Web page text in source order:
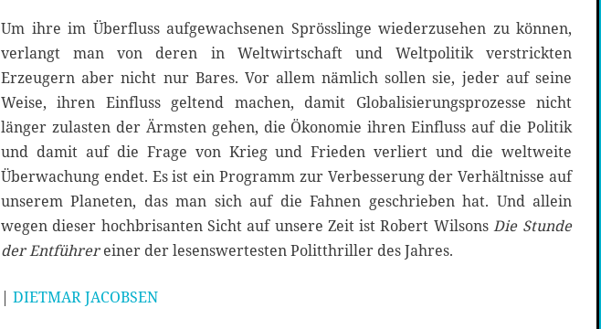
Um ihre im Überfluss aufgewachsenen Sprösslinge wiederzusehen zu können,
verlangt man von deren in Weltwirtschaft und Weltpolitik verstrickten
Erzeugern aber nicht nur Bares. Vor allem nämlich sollen sie, jeder auf seine
Weise, ihren Einfluss geltend machen, damit Globalisierungsprozesse nicht
länger zulasten der Ärmsten gehen, die Ökonomie ihren Einfluss auf die Politik
und damit auf die Frage von Krieg und Frieden verliert und die weltweite
Überwachung endet. Es ist ein Programm zur Verbesserung der Verhältnisse auf
unserem Planeten, das man sich auf die Fahnen geschrieben hat. Und allein
wegen dieser hochbrisanten Sicht auf unsere Zeit ist Robert Wilsons Die Stunde
der Entführereiner der lesenswertesten Politthriller des Jahres.
| DIETMAR JACOBSEN